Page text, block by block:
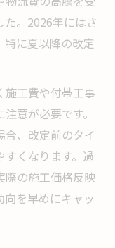
。2026年にはさ
に夏以降の改定
施工費や付帯工事
意が必要です。
、改定前のタイ
くなります。過
際の施工価格反映
を早めにキャッ